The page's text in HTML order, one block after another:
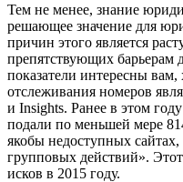
Тем не менее, знание
решающее значение для
причин этого является
препятствующих барьерам
показатели интересны
отслеживания номеров
и Insights. Ранее в этом
подали по меньшей мере
якобы недоступных
групповых действий». Этот
исков в 2015 году.